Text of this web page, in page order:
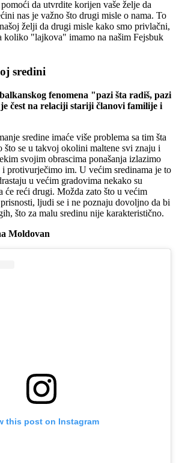
da utvrdite korijen vaše želje da
nas je važno što drugi misle o nama. To
želji da drugi misle kako smo privlačni,
koliko "lajkova" imamo na našim Fejsbuk
sredini
fenomena "pazi šta radiš, pazi
čest na relaciji stariji članovi familije i
sredine imaće više problema sa tim šta
što se u takvoj okolini maltene svi znaju i
svojim obrascima ponašanja izlazimo
protivurječimo im. U većim sredinama je to
u većim gradovima nekako su
će reći drugi. Možda zato što u većim
ljudi se i ne poznaju dovoljno da bi
što za malu sredinu nije karakteristično.
Moldovan
this post on Instagram